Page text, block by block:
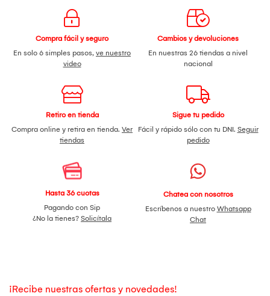
Compra fácil y seguro
En solo 6 simples pasos, ve nuestro
video
Cambios y devoluciones
En nuestras 26 tiendas a nivel
nacional
Retiro en tienda
Compra online y retira en tienda. Ver
tiendas
Sigue tu pedido
Fácil y rápido sólo con tu DNI. Seguir
pedido
Hasta 36 cuotas
Pagando con Sip
¿No la tienes? Solicítala
Chatea con nosotros
Escríbenos a nuestro Whatsapp
Chat
¡Recibe nuestras ofertas y novedades!